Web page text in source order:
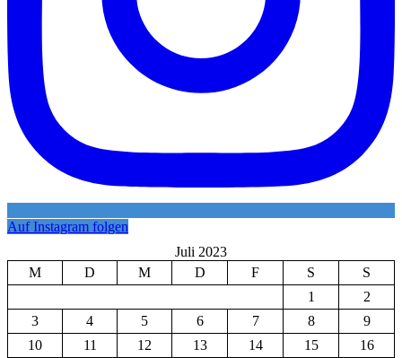
Auf Instagram folgen
Juli 2023
M
D M D F S
S
1
2
3
4 5 6 7 8
9
10
11 12 13 14 15 16